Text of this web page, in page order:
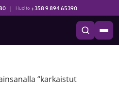
| Huolto +358 9 894 65390
“karkaistut